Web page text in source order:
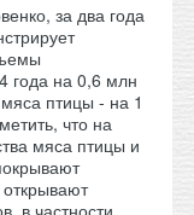
за два года
года на 0,6 млн
птицы - на 1
что на
мяса птицы и
в частности,